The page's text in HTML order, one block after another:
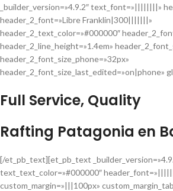
_builder_version=»4.9.2″ text_font=»||||||||»
header_2_font=»Libre Franklin|300|||||||»
header_2_text_color=»#000000″
header_2_line_height=»1.4em»
header_2_font_size_phone=»32px»
header_2_font_size_last_edited=»on|phone»
Full Service, Quality
Rafting Patagonia en
[/et_pb_text][et_pb_text
text_text_color=»#000000″
custom_margin=»|||100px»